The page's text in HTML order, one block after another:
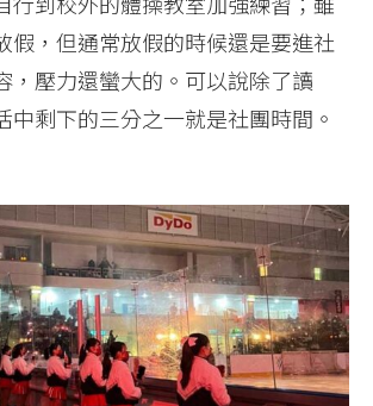
假，但通常放假的時候還是要進社
，壓力還蠻大的。可以說除了讀
中剩下的三分之一就是社團時間。